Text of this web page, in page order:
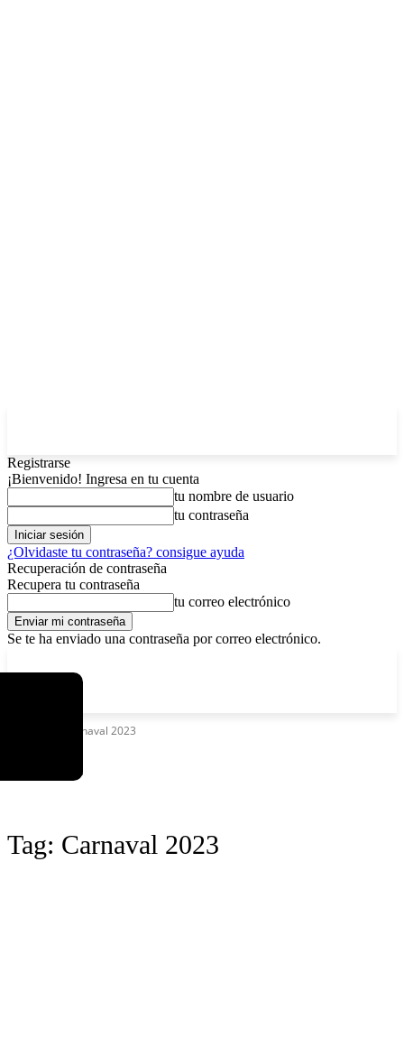
Registrarse
¡Bienvenido! Ingresa en tu cuenta
tu nombre de usuario
tu contraseña
¿Olvidaste tu contraseña? consigue ayuda
Recuperación de contraseña
Recupera tu contraseña
tu correo electrónico
Se te ha enviado una contraseña por correo electrónico.
Carnaval 2023
Tag: Carnaval 2023